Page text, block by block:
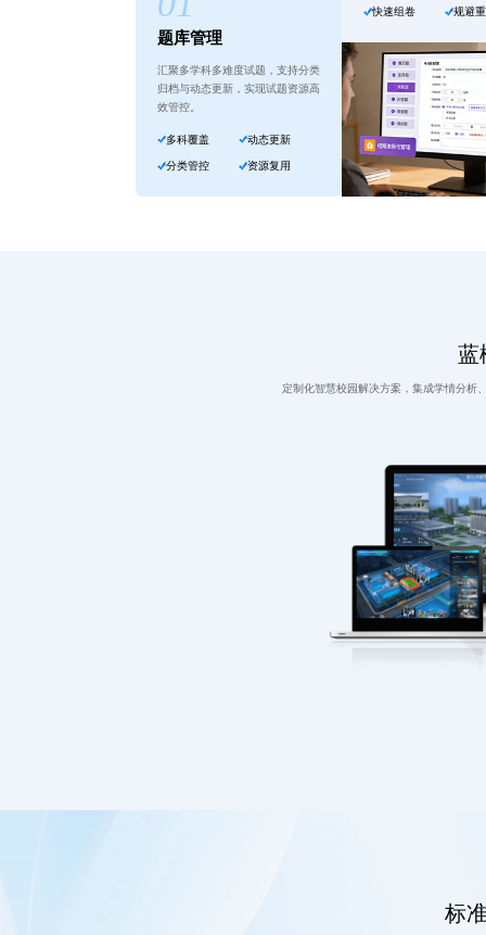
题库管理
汇聚多学科多难度试题，支持分类
归档与动态更新，实现试题资源高
效管控。
多科覆盖 动态更新
分类管控 资源复用
快速组卷 规避
蓝
定制化智慧校园解决方案，集成学情分析
标